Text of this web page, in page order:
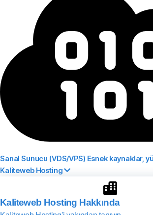
Sanal Sunucu (VDS/VPS) Esnek kaynaklar,
Kaliteweb Hosting
Kaliteweb Hosting Hakkında